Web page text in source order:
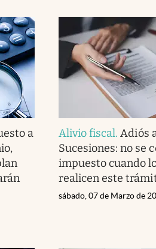
a
Alivio fiscal.Adiós
Sucesiones: no se
impuesto cuando
realicen este
sábado, 07 de Marzo de